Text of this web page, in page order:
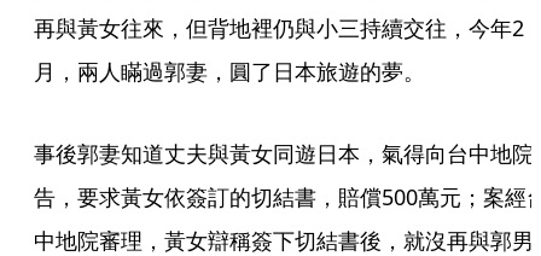
再與黃女往來，但背地裡仍與小三持續交往，今年2
月，兩人瞞過郭妻，圓了日本旅遊的夢。
事後郭妻知道丈夫與黃女同遊日本，氣得向台中地院
告，要求黃女依簽訂的切結書，賠償500萬元；案經
中地院審理，黃女辯稱簽下切結書後，就沒再與郭男